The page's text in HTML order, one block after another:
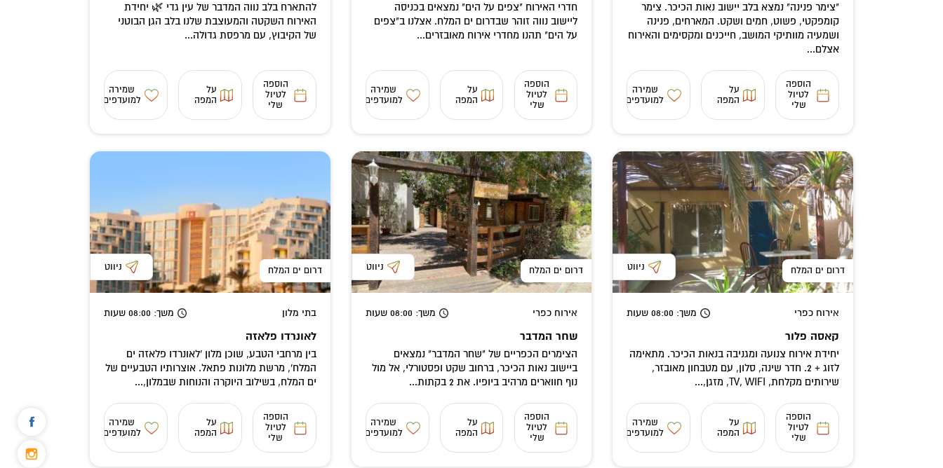
"צימר פנינה" נמצא בלב יישוב נאות הכיכר. צימר
קומפקטי, פשוט, חמים ושקט. המארחים, פנינה
ושמעיה מוותיקי המושב, חייכנים ומקסימים והאירוח
אצלם...
הוספה
לטיול
שלי
על
המפה
שמירה
למועדפים
חדרי האירוח "צפים על הים" נמצאים בכניסה
ליישוב נווה זוהר שבדרום ים המלח. אצלנו ב"צפים
על הים" תהנו מחדרי אירוח מאובזרים...
הוספה
לטיול
שלי
על
המפה
שמירה
למועדפים
להתארח בלב נווה המדבר של עין גדי 🌿 יחידת
האירוח השקטה והמעוצבת שלנו בלב הגן הבוטני
של הקיבוץ, עם מרפסת גדולה...
הוספה
לטיול
שלי
על
המפה
שמירה
למועדפים
דרום ים המלח ניווט
אירוח כפרי משך: 08:00 שעות
קאסה פלור
יחידת אירוח צנועה ומגניבה בנאות הכיכר. מתאימה
לזוג + 2. חדר שינה, סלון, עם מטבחון מאובזר,
שירותים מקלחת, TV, WIFI, מזגן,...
הוספה
לטיול
שלי
על
המפה
שמירה
למועדפים
דרום ים המלח ניווט
אירוח כפרי משך: 08:00 שעות
שחר המדבר
הצימרים הכפריים של "שחר המדבר" נמצאים
ביישוב נאות הכיכר, ברחוב שקט ופסטורלי, אל מול
נוף חווארים מרהיב ביופיו. את 2 בקתות...
הוספה
לטיול
שלי
על
המפה
שמירה
למועדפים
דרום ים המלח ניווט
בתי מלון משך: 08:00 שעות
לאונרדו פלאזה
בין מרחבי הטבע, שוכן מלון 'לאונרדו פלאזה ים
המלח', מרשת מלונות פתאל. אוצרותיו הטבעיים של
ים המלח, בשילוב היוקרה והנוחות שבמלון,...
הוספה
לטיול
שלי
על
המפה
שמירה
למועדפים